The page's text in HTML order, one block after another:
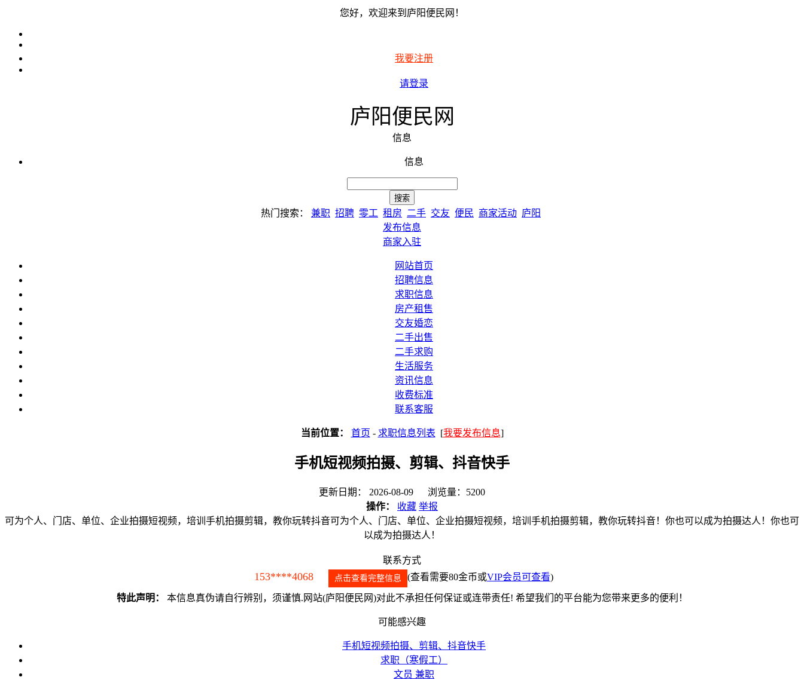
您好，欢迎来到庐阳便民网！
我要注册
请登录
庐阳便民网
信息
信息
热门搜索： 兼职 招聘 零工 租房 二手 交友 便民 商家活动 庐阳
发布信息
商家入驻
网站首页
招聘信息
求职信息
房产租售
交友婚恋
二手出售
二手求购
生活服务
资讯信息
收费标准
联系客服
当前位置： 首页 - 求职信息列表 [我要发布信息]
手机短视频拍摄、剪辑、抖音快手
更新日期： 2026-08-09 浏览量：5200
操作：
收藏 举报
可为个人、门店、单位、企业拍摄短视频，培训手机拍摄剪辑，教你玩转抖音可为个人、门店、单位、企业拍摄短视频，培训手机拍摄剪辑，教你玩转抖音！你也可以成为拍摄达人！你也可
以成为拍摄达人！
联系方式
153****4068 点击查看完整信息 (查看需要80金币或VIP会员可查看)
特此声明： 本信息真伪请自行辨别，须谨慎.网站(庐阳便民网)对此不承担任何保证或连带责任! 希望我们的平台能为您带来更多的便利！
可能感兴趣
手机短视频拍摄、剪辑、抖音快手
求职（寒假工）
文员 兼职